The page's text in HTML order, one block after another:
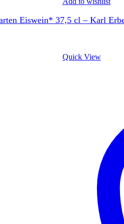
Eiswein* 37,5 cl – Karl
Quick View